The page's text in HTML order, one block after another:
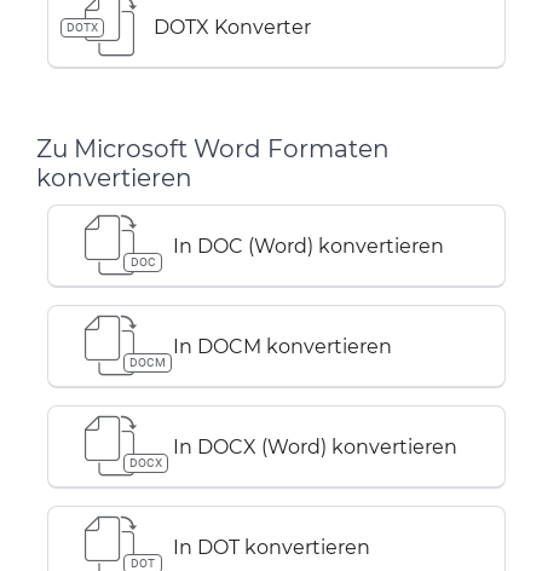
DOTX DOTX Konverter
Zu Microsoft Word Formaten
konvertieren
DOC
In DOC (Word) konvertieren
DOCM
In DOCM konvertieren
DOCX
In DOCX (Word) konvertieren
DOT
In DOT konvertieren